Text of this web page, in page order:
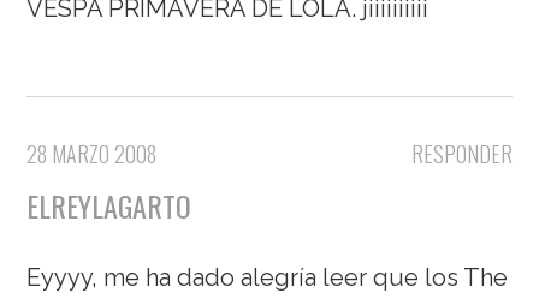
VESPA PRIMAVERA DE LOLA. jiiiiiiiiii
RESPONDER
28 MARZO 2008
ELREYLAGARTO
Eyyyy, me ha dado alegría leer que los The